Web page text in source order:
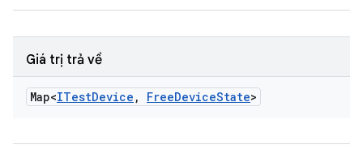
Giá trị trả về
Map<ITestDevice , FreeDeviceState>